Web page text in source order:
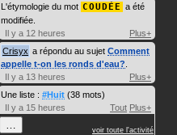
L'étymologie du mot COUDÉE a été
modifiée.
Il y a 12 heures
Plus+
Crisyx a répondu au sujet Comment
appelle t-on les ronds d'eau?
Il y a 13 heures
Plus+
Une liste : #Huit (38 mots)
Il y a 15 heures
Tout Plus+
voir toute l'activité